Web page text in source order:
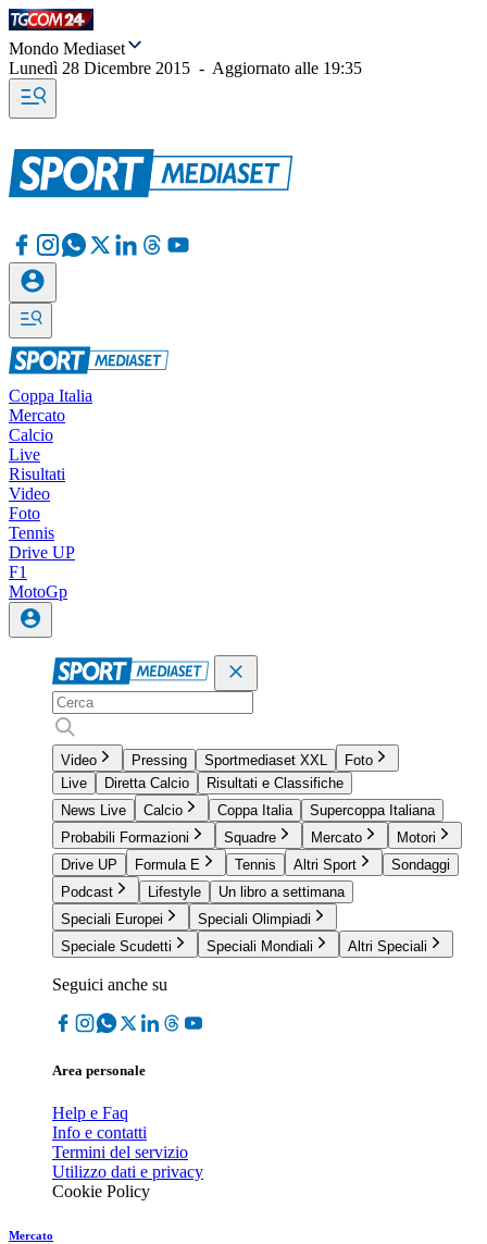
Mondo Mediaset
Lunedì 28 Dicembre 2015 - Aggiornato alle 19:35
Coppa Italia
Mercato
Calcio
Live
Risultati
Video
Foto
Tennis
Drive UP
F1
MotoGp
Video Pressing Sportmediaset XXL
Foto
Live
Diretta Calcio
Risultati e Classifiche
News Live
Calcio Coppa Italia
Supercoppa Italiana
Probabili Formazioni
Squadre Mercato
Motori
Drive UP
Formula E Tennis Altri Sport
Sondaggi
Podcast
Lifestyle
Un libro a settimana
Speciali Europei
Speciali Olimpiadi
Speciale Scudetti
Speciali Mondiali Altri Speciali
Seguici anche su
Area personale
Help e Faq
Info e contatti
Termini del servizio
Utilizzo dati e privacy
Cookie Policy
Mercato